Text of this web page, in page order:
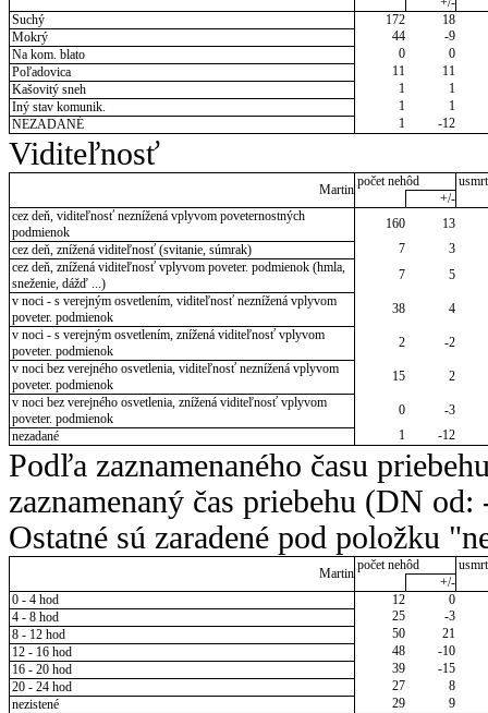
Suchý
172
18
Mokrý
44
-9
Na kom. blato
0
0
Poľadovica
11
11
Kašovitý sneh
1
1
Iný stav komunik.
1
1
NEZADANÉ
1 -12
Viditeľnosť
Martin
počet nehôd
+/-
cez deň, viditeľnosť neznížená vplyvom poveternostných
podmienok
160
13
cez deň, znížená viditeľnosť (svitanie, súmrak)
7
3
cez deň, znížená viditeľnosť vplyvom poveter. podmienok (hmla,
sneženie, dážď ...)
7
5
v noci - s verejným osvetlením, viditeľnosť neznížená vplyvom
poveter. podmienok
38
4
v noci - s verejným osvetlením, znížená viditeľnosť vplyvom
poveter. podmienok
2
-2
v noci bez verejného osvetlenia, viditeľnosť neznížená vplyvom
poveter. podmienok
15
2
v noci bez verejného osvetlenia, znížená viditeľnosť vplyvom
poveter. podmienok
0
-3
nezadané
1 -12
Podľa zaznamenaného času
zaznamenaný čas priebehu (DN
Ostatné sú zaradené pod položku
Martin
počet nehôd
+/-
0 - 4 hod
12
0
4 - 8 hod
25
-3
8 - 12 hod
50
21
12 - 16 hod
48
-10
16 - 20 hod
39
-15
20 - 24 hod
27
8
nezistené
29 9